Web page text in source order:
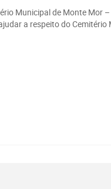
Municipal de Monte Mor
a respeito do Cemitério